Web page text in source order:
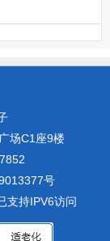
场C1座9楼
号
支持IPV6访问